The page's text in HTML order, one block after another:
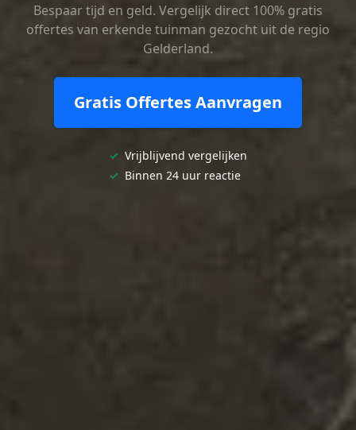
Bespaar tijd en geld. Vergelijk direct 100% gratis
offertes van erkende tuinman gezocht uit de regio
Gelderland.
Gratis Offertes Aanvragen
✓ Vrijblijvend vergelijken
✓ Binnen 24 uur reactie